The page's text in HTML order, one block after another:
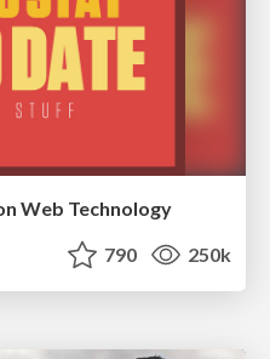
Web Technology
790 250k